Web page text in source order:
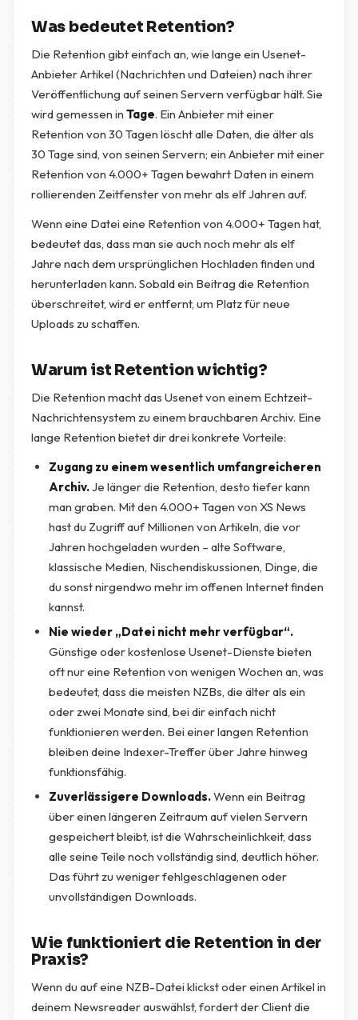
Was bedeutet Retention?
Die Retention gibt einfach an, wie lange ein Usenet-
Anbieter Artikel (Nachrichten und Dateien) nach ihrer
Veröffentlichung auf seinen Servern verfügbar hält. Sie
wird gemessen in Tage. Ein Anbieter mit einer
Retention von 30 Tagen löscht alle Daten, die älter als
30 Tage sind, von seinen Servern; ein Anbieter mit einer
Retention von 4.000+ Tagen bewahrt Daten in einem
rollierenden Zeitfenster von mehr als elf Jahren auf.
Wenn eine Datei eine Retention von 4.000+ Tagen hat,
bedeutet das, dass man sie auch noch mehr als elf
Jahre nach dem ursprünglichen Hochladen finden und
herunterladen kann. Sobald ein Beitrag die Retention
überschreitet, wird er entfernt, um Platz für neue
Uploads zu schaffen.
Warum ist Retention wichtig?
Die Retention macht das Usenet von einem Echtzeit-
Nachrichtensystem zu einem brauchbaren Archiv. Eine
lange Retention bietet dir drei konkrete Vorteile:
Zugang zu einem wesentlich umfangreicheren
Archiv.Je länger die Retention, desto tiefer kann
man graben. Mit den 4.000+ Tagen von XS News
hast du Zugriff auf Millionen von Artikeln, die vor
Jahren hochgeladen wurden – alte Software,
klassische Medien, Nischendiskussionen, Dinge, die
du sonst nirgendwo mehr im offenen Internet finden
kannst.
Nie wieder „Datei nicht mehr verfügbar“.
Günstige oder kostenlose Usenet-Dienste bieten
oft nur eine Retention von wenigen Wochen an, was
bedeutet, dass die meisten NZBs, die älter als ein
oder zwei Monate sind, bei dir einfach nicht
funktionieren werden. Bei einer langen Retention
bleiben deine Indexer-Treffer über Jahre hinweg
funktionsfähig.
Zuverlässigere Downloads.Wenn ein Beitrag
über einen längeren Zeitraum auf vielen Servern
gespeichert bleibt, ist die Wahrscheinlichkeit, dass
alle seine Teile noch vollständig sind, deutlich höher.
Das führt zu weniger fehlgeschlagenen oder
unvollständigen Downloads.
Wie funktioniert die Retention in der
Praxis?
Wenn du auf eine NZB-Datei klickst oder einen Artikel in
deinem Newsreader auswählst, fordert der Client die